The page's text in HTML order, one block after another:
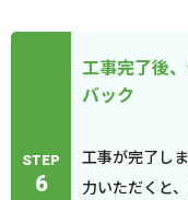
STEP
6
工事完了後
バック
工事が完了し
力いただくと